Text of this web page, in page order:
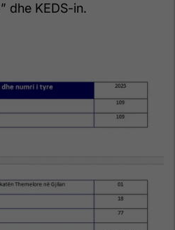
dhe KEDS-in.